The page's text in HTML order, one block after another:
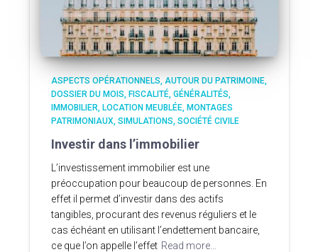
ASPECTS OPÉRATIONNELS AUTOUR DU PATRIMOINE
DOSSIER DU MOIS FISCALITÉ GÉNÉRALITÉS
IMMOBILIER LOCATION MEUBLÉE MONTAGES
PATRIMONIAUX SIMULATIONS SOCIÉTÉ CIVILE
Investir dans l’immobilier
L’investissement immobilier est une
préoccupation pour beaucoup de personnes. En
effet il permet d’investir dans des actifs
tangibles, procurant des revenus réguliers et le
cas échéant en utilisant l’endettement bancaire,
ce que l’on appelle l’effet Read more…